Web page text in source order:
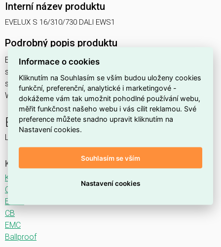
Interní název produktu
EVELUX S 16/310/730 DALI EWS1
Podrobný popis produktu
EVELUX S 16/310/730 DALI EWS1 18W IP66
svítidlo pouliční s modulem LED, spektrum 730A3, regulace
stmívání ovládané DALI protokolem, optika EWS1 (Extra
Wide Street TYPE III - M)
EVELUX
LED svítidlo pro osvětlení komunikací.
Ke stažení
Katalogový list
CE
ENEC
CB
EMC
Ballproof
Informace o cookies
Kliknutím na Souhlasím se vším budou uloženy cookies
funkční, preferenční, analytické i marketingové -
dokážeme vám tak umožnit pohodlné používání webu,
měřit funkčnost našeho webu i vás cílit reklamou. Své
preference můžete snadno upravit kliknutím na
Nastavení cookies.
Souhlasím se vším
Nastavení cookies